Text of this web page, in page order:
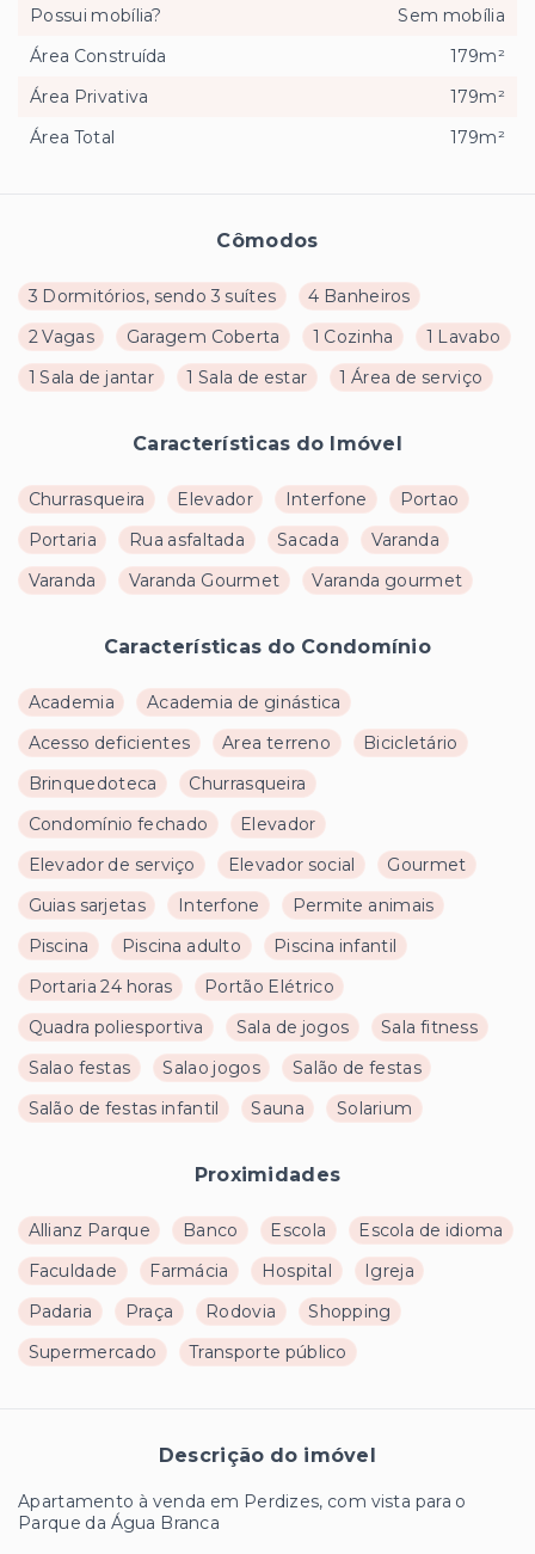
Cômodos
3 Dormitórios, sendo 3 suítes
4 Banheiros
2 Vagas
Garagem Coberta 1 Cozinha
1 Lavabo
1 Sala de jantar
1 Sala de estar 1 Área de serviço
Características do Imóvel
Churrasqueira Elevador Interfone
Portao
Portaria
Rua asfaltada Sacada
Varanda
Varanda
Varanda Gourmet Varanda gourmet
Características do Condomínio
Academia
Academia de ginástica
Acesso deficientes
Area terreno
Bicicletário
Brinquedoteca
Churrasqueira
Condomínio fechado
Elevador
Elevador de serviço
Elevador social
Gourmet
Guias sarjetas
Interfone
Permite animais
Piscina
Piscina adulto
Piscina infantil
Portaria 24 horas
Portão Elétrico
Quadra poliesportiva
Sala de jogos
Sala fitness
Salao festas
Salao jogos
Salão de festas
Salão de festas infantil
Sauna Solarium
Proximidades
Allianz Parque Banco Escola
Escola de idioma
Faculdade
Farmácia Hospital
Igreja
Padaria
Praça Rodovia
Shopping
Supermercado
Transporte público
Descrição do imóvel
Apartamento à venda em Perdizes, com vista para o
Parque da Água Branca
Possui mobília?
Sem mobília
Área Construída
179m²
Área Privativa
179m²
Área Total
179m²